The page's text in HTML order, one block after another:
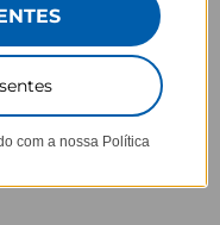
no modelo do
telas maiores que as
o seu escolhido vai
certinho para tudo
com a nossa Política